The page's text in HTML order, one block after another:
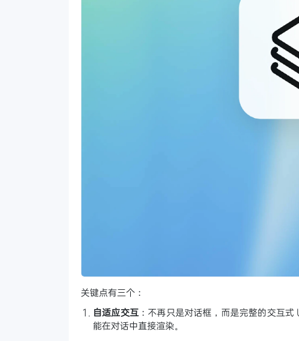
关键点有三个：
自适应交互：不再只是对话框，而是完整的交互
能在对话中直接渲染。